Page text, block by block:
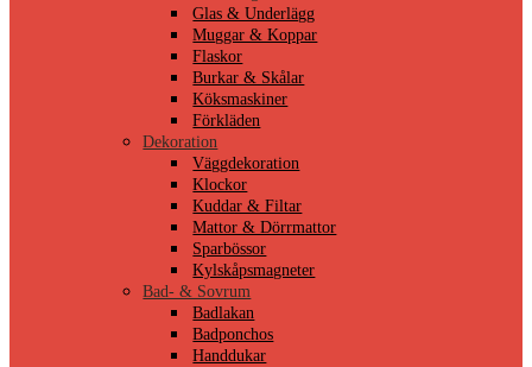
Glas & Underlägg
Muggar & Koppar
Flaskor
Burkar & Skålar
Köksmaskiner
Förkläden
Dekoration
Väggdekoration
Klockor
Kuddar & Filtar
Mattor & Dörrmattor
Sparbössor
Kylskåpsmagneter
Bad- & Sovrum
Badlakan
Badponchos
Handdukar